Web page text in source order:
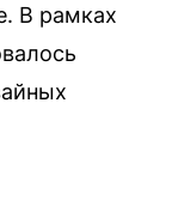
В рамках